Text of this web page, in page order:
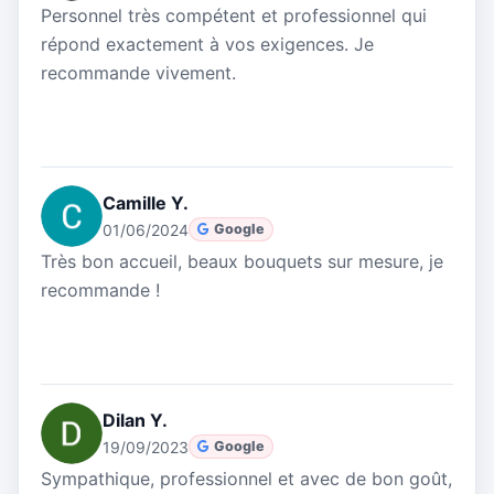
Personnel très compétent et professionnel qui
répond exactement à vos exigences. Je
recommande vivement.
Camille Y.
01/06/2024 Google
Très bon accueil, beaux bouquets sur mesure, je
recommande !
Dilan Y.
19/09/2023 Google
Sympathique, professionnel et avec de bon goût,